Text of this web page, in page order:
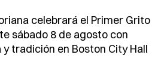
celebrará el Primer Grito
sábado 8 de agosto con
tradición en Boston City Hall